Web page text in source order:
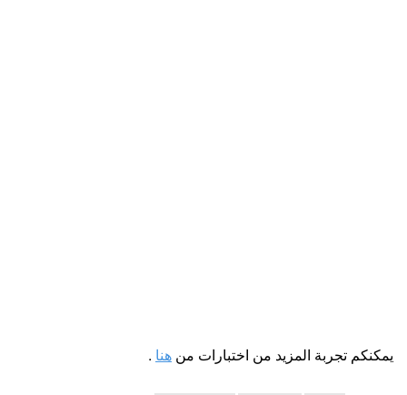
يمكنكم تجربة المزيد من اختبارات من هنا .